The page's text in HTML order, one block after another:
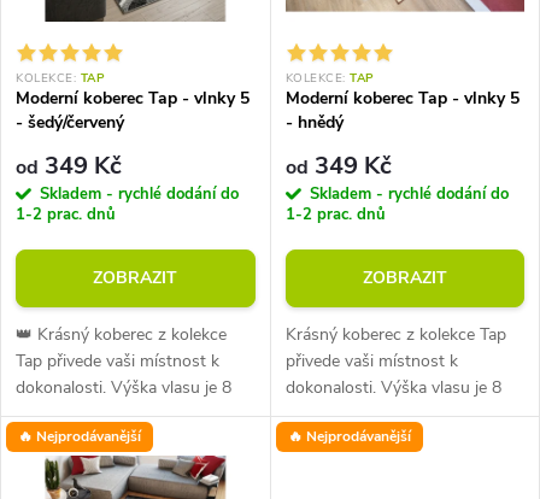
í
p
r
o
d
u
k
t
s
p
r
o
d
u
k
KOLEKCE: TAP
Moderní koberec Tap - vlnky 5
- šedý/červený
od 349 Kč
Skladem - rychlé dodání do
1-2 prac. dnů
ZOBRAZIT
👑 Krásný koberec z kolekce
Tap přivede vaši místnost k
dokonalosti. Výška vlasu je 8
mm při průměrné
hmotnosti 1350 g/m2. Vysoká
odolnost vůči oděru.
KOLEKCE: TAP
Moderní koberec Tap - vlnky 5
- hnědý
od 349 Kč
Skladem - rychlé dodání do
1-2 prac. dnů
ZOBRAZIT
Krásný koberec z kolekce Tap
přivede vaši místnost k
dokonalosti. Výška vlasu je 8
mm při průměrné
hmotnosti 1350 g/m2. Vysoká
🔥 Nejprodávanější 🔥 Nejprodávanější